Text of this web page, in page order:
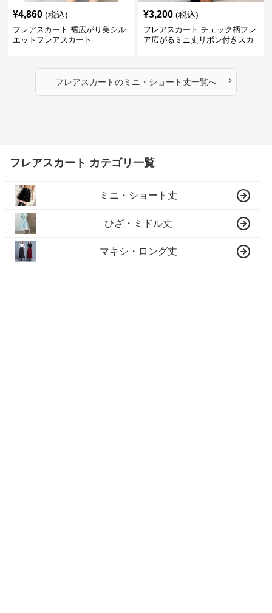
¥4,860 (税込)
フレアスカート 裾広がり美シル
エットフレアスカート
¥3,200 (税込)
フレアスカート チェック柄フレ
ア広がるミニ丈リボン付きスカ
フレアスカートのミニ・ショート丈一覧へ ›
フレアスカート カテゴリ一覧
ミニ・ショート丈
ひざ・ミドル丈
マキシ・ロング丈